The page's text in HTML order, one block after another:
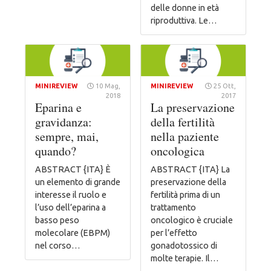
delle donne in età
riproduttiva. Le…
MINIREVIEW
10 Mag,
2018
Eparina e
gravidanza:
sempre, mai,
quando?
ABSTRACT {ITA} È
un elemento di grande
interesse il ruolo e
l’uso dell’eparina a
basso peso
molecolare (EBPM)
nel corso…
MINIREVIEW
25 Ott,
2017
La preservazione
della fertilità
nella paziente
oncologica
ABSTRACT {ITA} La
preservazione della
fertilità prima di un
trattamento
oncologico è cruciale
per l’effetto
gonadotossico di
molte terapie. Il…